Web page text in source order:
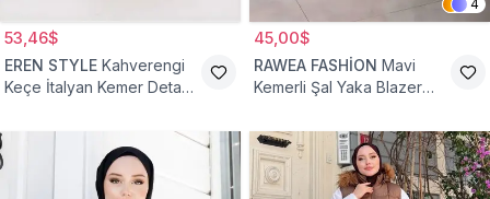
53,46$
EREN STYLE Kahverengi
Keçe İtalyan Kemer Detaylı
4
45,00$
RAWEA FASHİON Mavi
Kemerli Şal Yaka Blazer